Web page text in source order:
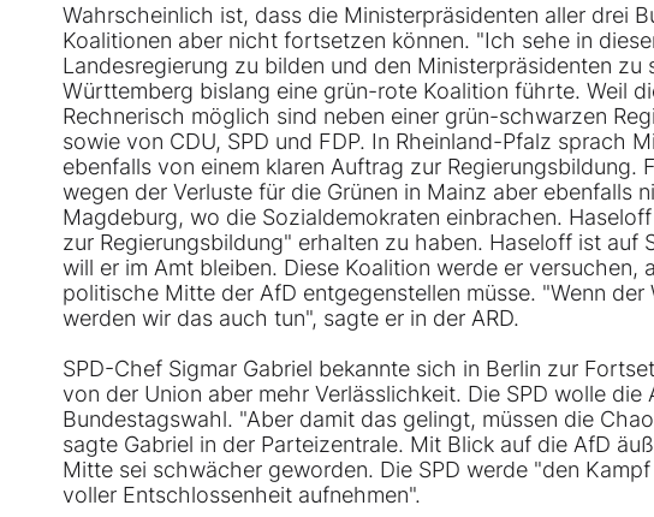
Wahrscheinlich ist, dass die Ministerpräsidenten aller drei
Koalitionen aber nicht fortsetzen können. "Ich sehe in
Landesregierung zu bilden und den Ministerpräsidenten
Württemberg bislang eine grün-rote Koalition führte. Weil
Rechnerisch möglich sind neben einer grün-schwarzen
sowie von CDU, SPD und FDP. In Rheinland-Pfalz sprach
ebenfalls von einem klaren Auftrag zur Regierungsbildung.
wegen der Verluste für die Grünen in Mainz aber ebenfalls
Magdeburg, wo die Sozialdemokraten einbrachen.
zur Regierungsbildung" erhalten zu haben. Haseloff ist auf
will er im Amt bleiben. Diese Koalition werde er versuchen,
politische Mitte der AfD entgegenstellen müsse. "Wenn
werden wir das auch tun", sagte er in der ARD.
SPD-Chef Sigmar Gabriel bekannte sich in Berlin zur
von der Union aber mehr Verlässlichkeit. Die SPD wolle
Bundestagswahl. "Aber damit das gelingt, müssen die
sagte Gabriel in der Parteizentrale. Mit Blick auf die AfD
Mitte sei schwächer geworden. Die SPD werde "den
voller Entschlossenheit aufnehmen".